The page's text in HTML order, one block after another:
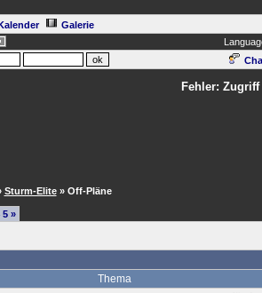
Galerie
Fehler:
Sturm-Elite » Off-Pläne
5 »
Thema